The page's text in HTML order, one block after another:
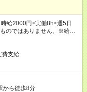
給2000円×実働8h×週5日
のではありません。※給与
）
費支給
から徒歩8分